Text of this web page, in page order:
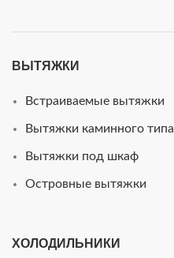
ВЫТЯЖКИ
Встраиваемые вытяжки
Вытяжки каминного типа
Вытяжки под шкаф
Островные вытяжки
ХОЛОДИЛЬНИКИ